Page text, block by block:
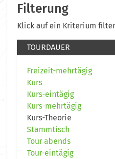
Filterung
Klick auf ein Kriterium
TOURDAUER
Freizeit-mehrtägig
Kurs
Kurs-eintägig
Kurs-mehrtägig
Kurs-Theorie
Stammtisch
Tour abends
Tour-eintägig